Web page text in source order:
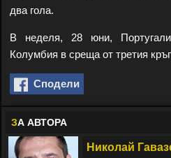
два гола.
В неделя, 28 юни,
Колумбия в среща от третия
Сподели
ЗА АВТОРА
Николай